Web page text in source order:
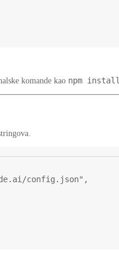
komande kao npm install
config.json" ,